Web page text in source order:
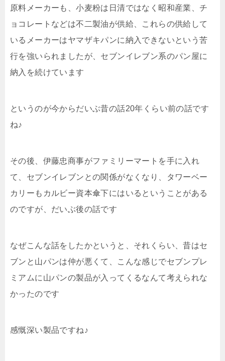
原料メーカーも、小麦粉は日清ではなく昭和産業、チ
ョコレートなどは不二製油が供給、これらの供給して
いるメーカーはヤマザキパンに納入できないという苦
行を強いられましたが、セブンイレブン系のパン屋に
納入を続けています
というのが今からだいぶ昔の話20年くらい前の話です
ね♪
その後、伊藤忠商事がファミリーマートを手に入れ
て、セブンイレブンとの関係がなくなり、タワーベー
カリーもカルビー資本傘下にはいるということがある
のですが、だいぶ後の話です
なぜこんな話をしたかというと、それくらい、昔はセ
ブンと山パンは仲が悪くて、こんな感じでセブンプレ
ミアムに山パンの製品が入ってくるなんて考えられな
かったのです
感慨深い製品ですね♪